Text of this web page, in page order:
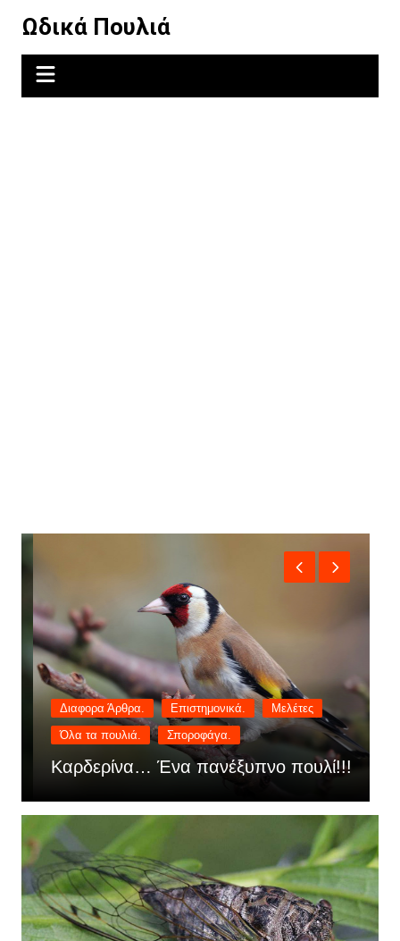
περιεχόμενο
Ωδικά Πουλιά
Διαφορα Άρθρα. Επιστημονικά.
Μελέτες
Όλα τα πουλιά.
Σποροφάγα.
Καρδερίνα… Ένα πανέξυπνο πουλί!!!